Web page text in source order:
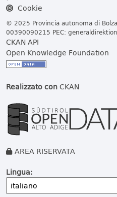
Cookie
© 2025 Provincia autonoma di
00390090215 PEC:
CKAN API
Open Knowledge Foundation
Realizzato conCKAN
AREA RISERVATA
Lingua